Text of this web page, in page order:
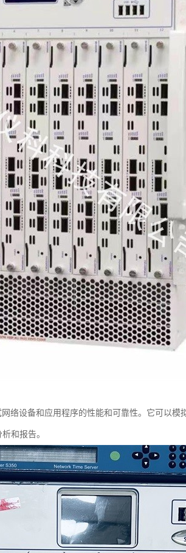
络设备和应用程序的性能和可靠性。它可以模
和报告。